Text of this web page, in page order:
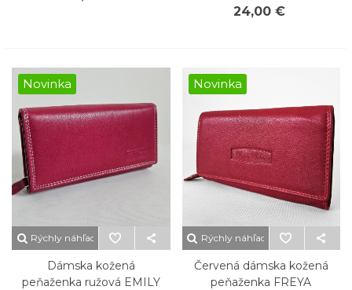
24,00 €
Novinka
Rýchly náhľad
Dámska kožená
peňaženka ružová EMILY
Novinka
Rýchly náhľad
Červená dámska kožená
peňaženka FREYA